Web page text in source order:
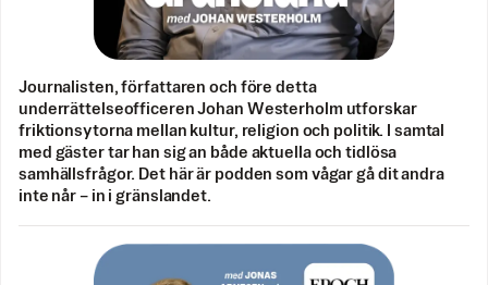
Journalisten, författaren och före detta
underrättelseofficeren Johan Westerholm utforskar
friktionsytorna mellan kultur, religion och politik. I samtal
med gäster tar han sig an både aktuella och tidlösa
samhällsfrågor. Det här är podden som vågar gå dit andra
inte når – in i gränslandet.